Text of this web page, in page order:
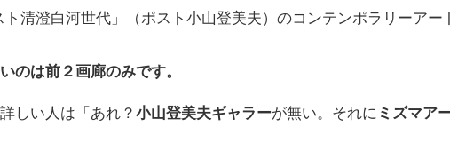
ト清澄白河世代」（ポスト小山登美夫）のコンテンポラリーアー
のは前２画廊のみです。
しい人は「あれ？小山登美夫ギャラーが無い。それに ミズマア